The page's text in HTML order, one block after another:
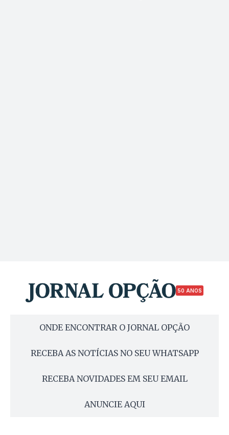
50 ANOS
ONDE ENCONTRAR O JORNAL OPÇÃO
RECEBA AS NOTÍCIAS NO SEU WHATSAPP
RECEBA NOVIDADES EM SEU EMAIL
ANUNCIE AQUI